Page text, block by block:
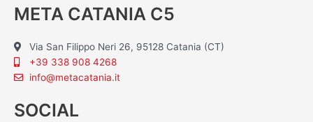
META CATANIA C5
Via San Filippo Neri 26, 95128 Catania (CT)
+39 338 908 4268
info@metacatania.it
SOCIAL